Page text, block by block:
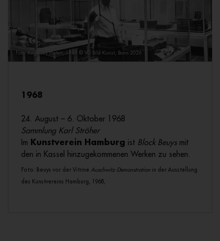
Foto: Angelika Platen, 1968 © VG Bild-Kunst, Bonn 2026
1968
24. August – 6. Oktober 1968
Sammlung Karl Ströher
Im
Kunstverein Hamburg ist Block Beuys mit
den in Kassel hinzugekommenen Werken zu sehen.
Foto: Beuys vor der Vitrine Auschwitz-Demonstration in der Ausstellung
des Kunstvereins Hamburg, 1968,